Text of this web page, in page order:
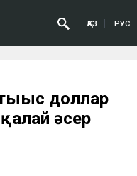
ҚАЗ РУС
доллар
әсер